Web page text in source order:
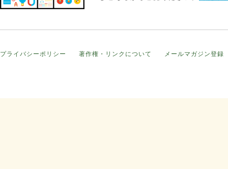
プライバシーポリシー 著作権・リンクについて メールマガジン登録